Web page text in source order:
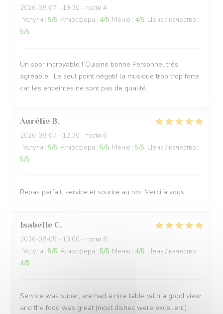
2026-08-07 - 19:30 - гости 4
Услуги : 5/5 Атмосфера : 4/5 Меню : 4/5 Цена / качество :
5/5
Un spor incroyable ! Cuisine bonne Personnel très
agréable ! Le seul point négatif la musique trop trop forte
car les enceintes ne sont pas de qualité.
Aurélie B
2026-08-07 - 12:30 - гости 6
Услуги : 5/5 Атмосфера : 5/5 Меню : 5/5 Цена / качество :
5/5
Repas parfait, service et sourire au rdv. Merci à vous.
Isabelle C
2026-08-05 - 13:00 - гости 8
Услуги : 5/5 Атмосфера : 5/5 Меню : 4/5 Цена / качество :
4/5
Service was super, we had a nice table with a good view
and the food was great (most dishes were excellent). I